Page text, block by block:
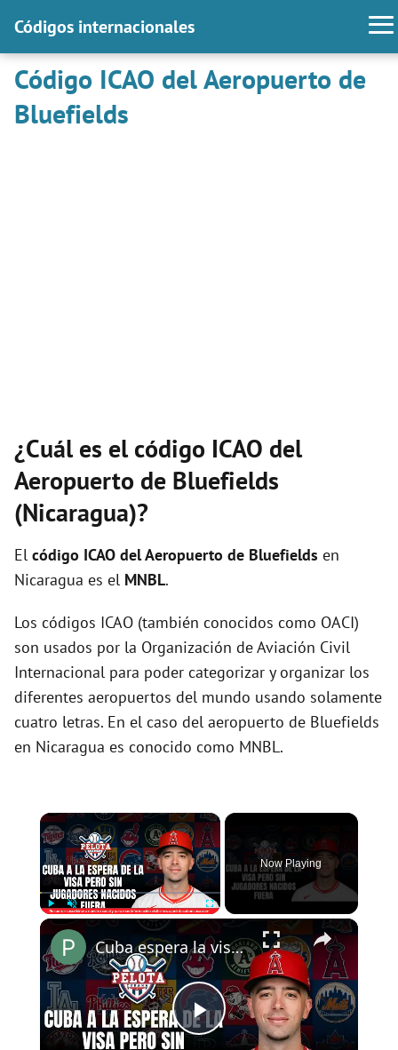
Códigos internacionales
Código ICAO del Aeropuerto de
Bluefields
¿Cuál es el código ICAO del
Aeropuerto de Bluefields
(Nicaragua)?
El código ICAO delAeropuerto de Bluefields en
Nicaragua es el MNBL.
Los códigos ICAO (también conocidos como OACI)
son usados por la Organización de Aviación Civil
Internacional para poder categorizar y organizar los
diferentes aeropuertos del mundo usando solamente
cuatro letras. En el caso del aeropuerto de Bluefields
en Nicaragua es conocido como MNBL.
×
Play Fullscreen
Now Playing
×
P
Cuba espera la visa, pero deja fuera a los nacidos fuera del país rumbo al Clásico